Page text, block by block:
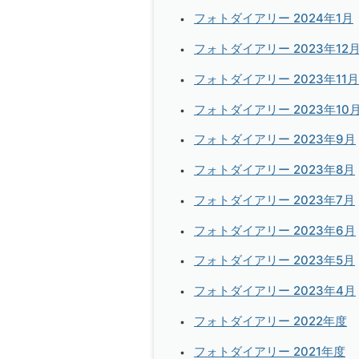
フォトダイアリー 2024年1月
フォトダイアリー 2023年12
フォトダイアリー 2023年11月
フォトダイアリー 2023年10
フォトダイアリー 2023年9月
フォトダイアリー 2023年8月
フォトダイアリー 2023年7月
フォトダイアリー 2023年6月
フォトダイアリー 2023年5月
フォトダイアリー 2023年4月
フォトダイアリー 2022年度
フォトダイアリー 2021年度